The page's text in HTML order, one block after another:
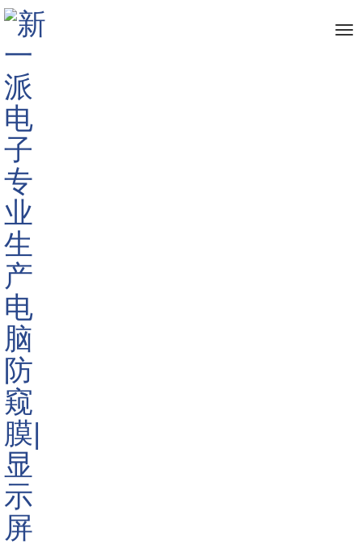
首页
低价格高品质的显示器防窥膜
标签:
显示器防窥膜
光学偏光原理技术，在显示器表面上的微小的垂直百叶窗缩小
视野角，使得数据仅在显示器前60度的中心屏幕可见。其他任
何角度只会看到一个黑暗，不清晰的屏幕。它的出现可以让我
们在随心所欲使用电脑的同时保护商业机密及个人隐私权。
新一派
能阻止屏幕眩光;亚光表面，提高屏幕对比度，减少眩光反光，
减少辐射暖反射，帮助减少眼睛疲劳;。表面采用超耐磨材料处
理，保护屏幕不被刮伤或留下指纹、污渍、尘埃等。更有无边
框插入式设计，安装拆除都非常简易。